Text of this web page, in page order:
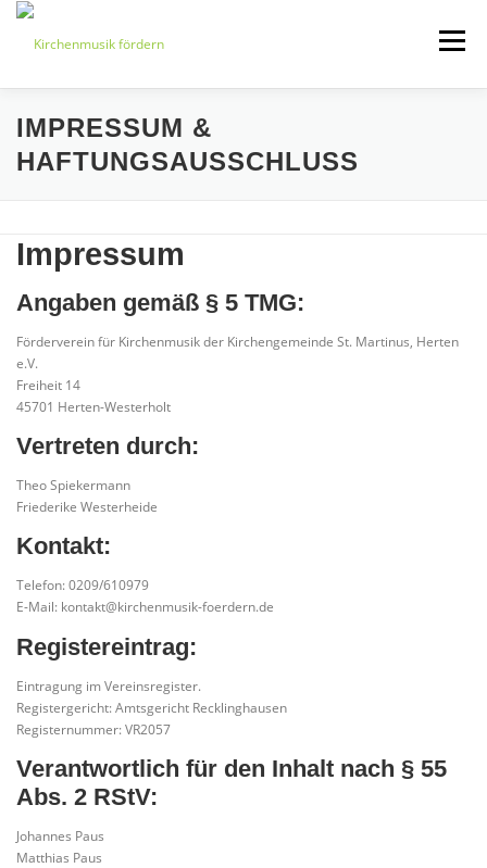
Zum
springen
Menü
START ÜBER UNS
BEITRETEN IMPRESSUM
IMPRESSUM &
HAFTUNGSAUSSCHLUSS
Impressum
Angaben gemäß § 5 TMG:
Förderverein für Kirchenmusik der Kirchengemeinde St. Martinus, Herten
e.V.
Freiheit 14
45701 Herten-Westerholt
Vertreten durch:
Theo Spiekermann
Friederike Westerheide
Kontakt:
Telefon: 0209/610979
E-Mail: kontakt@kirchenmusik-foerdern.de
Registereintrag:
Eintragung im Vereinsregister.
Registergericht: Amtsgericht Recklinghausen
Registernummer: VR2057
Verantwortlich für den Inhalt nach § 55
Abs. 2 RStV:
Johannes Paus
Matthias Paus